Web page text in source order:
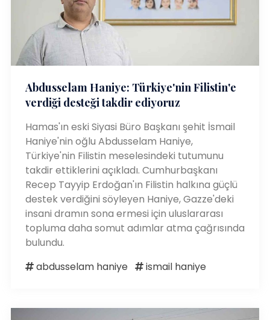
Abdusselam Haniye: Türkiye'nin Filistin'e
verdiği desteği takdir ediyoruz
Hamas'ın eski Siyasi Büro Başkanı şehit İsmail
Haniye'nin oğlu Abdusselam Haniye,
Türkiye'nin Filistin meselesindeki tutumunu
takdir ettiklerini açıkladı. Cumhurbaşkanı
Recep Tayyip Erdoğan'ın Filistin halkına güçlü
destek verdiğini söyleyen Haniye, Gazze'deki
insani dramın sona ermesi için uluslararası
topluma daha somut adımlar atma çağrısında
bulundu.
abdusselam haniye
ismail haniye